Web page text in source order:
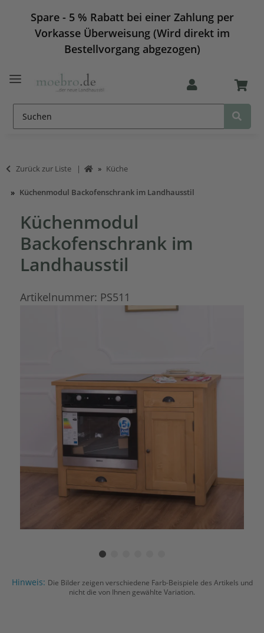
Spare - 5 % Rabatt bei einer Zahlung per
Vorkasse Überweisung (Wird direkt im
Bestellvorgang abgezogen)
Zurück zur Liste Küche
Küchenmodul Backofenschrank im Landhausstil
Küchenmodul
Backofenschrank im
Landhausstil
Artikelnummer: PS511
Hinweis: Die Bilder zeigen verschiedene Farb-Beispiele des Artikels und
nicht die von Ihnen gewählte Variation.